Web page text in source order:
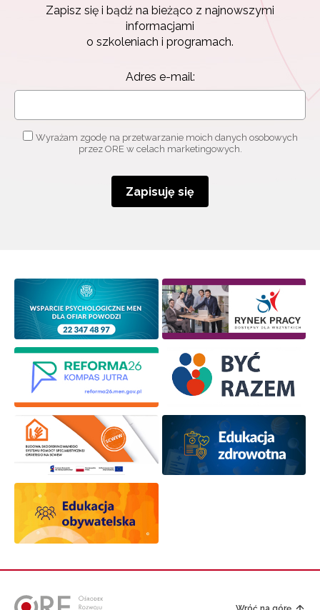
Zapisz się i bądź na bieżąco z najnowszymi
informacjami
o szkoleniach i programach.
Adres e-mail:
Wyrażam zgodę na przetwarzanie moich danych osobowych
przez ORE w celach marketingowych.
Zapisuję się